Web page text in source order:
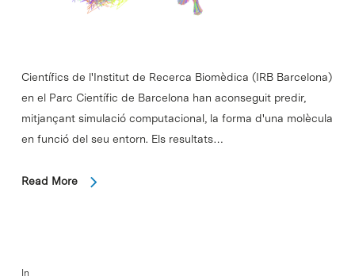
Científics de l'Institut de Recerca Biomèdica (IRB Barcelona)
en el Parc Científic de Barcelona han aconseguit predir,
mitjançant simulació computacional, la forma d'una molècula
en funció del seu entorn. Els resultats…
Read More
In